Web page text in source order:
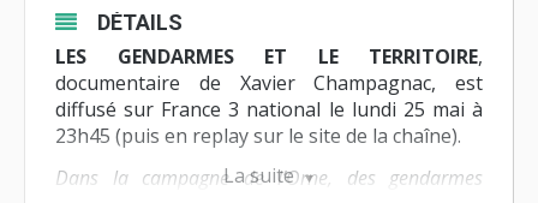
La suite
DÉTAILS
LES GENDARMES ET LE TERRITOIRE,
documentaire de Xavier Champagnac, est
diffusé sur France 3 national le lundi 25 mai à
23h45 (puis en replay sur le site de la chaîne).
Dans la campagne de l’Orne, des gendarmes